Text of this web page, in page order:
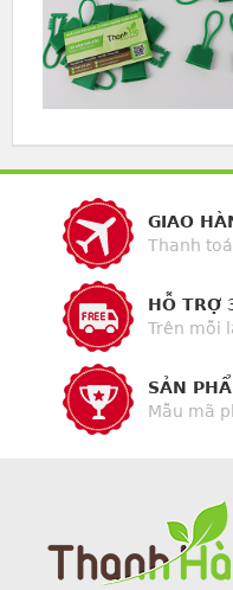
GIAO
Thanh
HỖ TRỢ
Trên mỗi
SẢN
Mẫu mã